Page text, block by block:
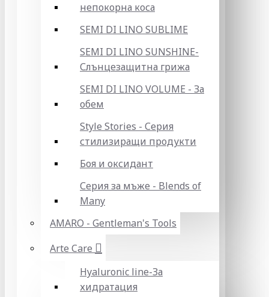
непокорна коса
SEMI DI LINO SUBLIME
SEMI DI LINO SUNSHINE-
Слънцезащитна грижа
SEMI DI LINO VOLUME - За
обем
Style Stories - Серия
стилизиращи продукти
Боя и оксидант
Серия за мъже - Blends of
Many
AMARO - Gentleman's Tools
Arte Care
Hyaluronic line-За
хидратация